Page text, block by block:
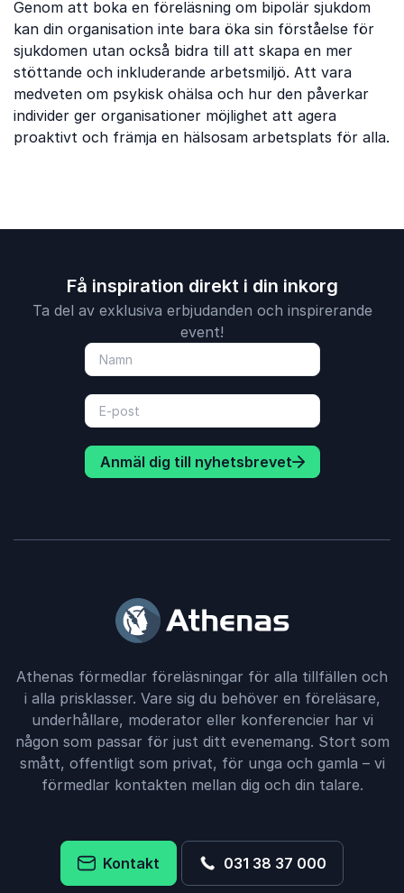
Genom att boka en föreläsning om bipolär sjukdom
kan din organisation inte bara öka sin förståelse för
sjukdomen utan också bidra till att skapa en mer
stöttande och inkluderande arbetsmiljö. Att vara
medveten om psykisk ohälsa och hur den påverkar
individer ger organisationer möjlighet att agera
proaktivt och främja en hälsosam arbetsplats för alla.
Få inspiration direkt i din inkorg
Ta del av exklusiva erbjudanden och inspirerande
event!
Anmäl dig till nyhetsbrevet
Athenas förmedlar föreläsningar för alla tillfällen och
i alla prisklasser. Vare sig du behöver en föreläsare,
underhållare, moderator eller konferencier har vi
någon som passar för just ditt evenemang. Stort som
smått, offentligt som privat, för unga och gamla – vi
förmedlar kontakten mellan dig och din talare.
Kontakt 031 38 37 000